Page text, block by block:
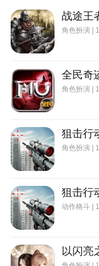
战途王
角色扮演 |
全民奇
角色扮演 |
狙击行
角色扮演 |
狙击行
动作格斗 |
以闪亮